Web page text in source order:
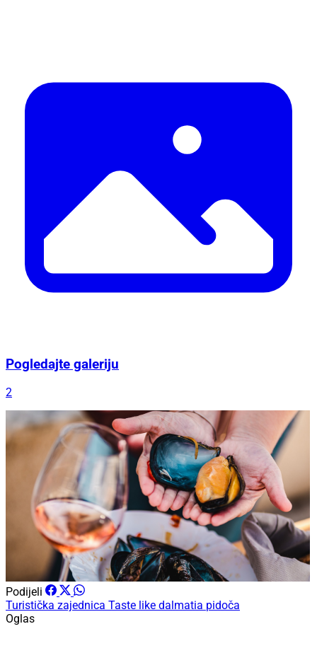
Pogledajte galeriju
2
Podijeli
Turistička zajednica Taste like dalmatia pidoča
Oglas